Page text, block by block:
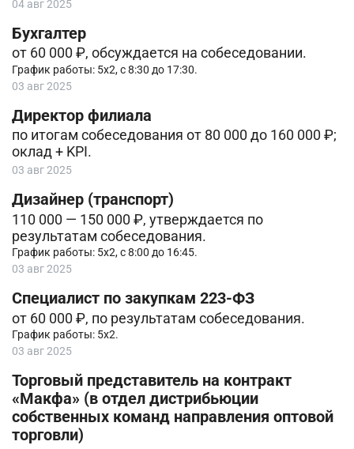
04 авг 2025
Бухгалтер
от 60 000 ₽, обсуждается на собеседовании.
График работы: 5х2, с 8:30 до 17:30.
03 авг 2025
Директор филиала
по итогам собеседования от 80 000 до 160 000 ₽;
оклад + KPI.
03 авг 2025
Дизайнер (транспорт)
110 000 — 150 000 ₽, утверждается по
результатам собеседования.
График работы: 5х2, с 8:00 до 16:45.
03 авг 2025
Специалист по закупкам 223-ФЗ
от 60 000 ₽, по результатам собеседования.
График работы: 5х2.
03 авг 2025
Торговый представитель на контракт
«Макфа» (в отдел дистрибьюции
собственных команд направления оптовой
торговли)